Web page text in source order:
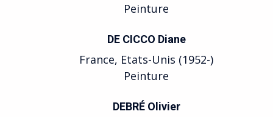
Peinture
DE CICCO Diane
France, Etats-Unis (1952-)
Peinture
DEBRÉ Olivier